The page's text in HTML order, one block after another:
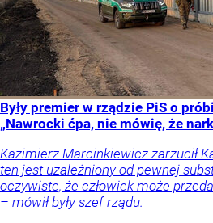
Były premier w rządzie PiS o
„Nawrocki ćpa, nie mówię, że
Kazimierz Marcinkiewicz zarzucił
ten jest uzależniony od pewnej
oczywiste, że człowiek może
– mówił były szef rządu.